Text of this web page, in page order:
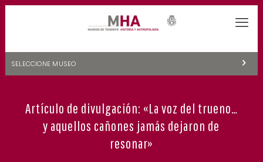
SELECCIONE MUSEO
NATURALEZA Y ARQUEOLOGÍA
LA CIENCIA Y EL COSMOS
Artículo de divulgación: «La voz del trueno…
y aquellos cañones jamás dejaron de
resonar»